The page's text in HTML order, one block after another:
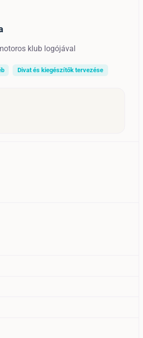
klub logójával
Divat és kiegészítők tervezése